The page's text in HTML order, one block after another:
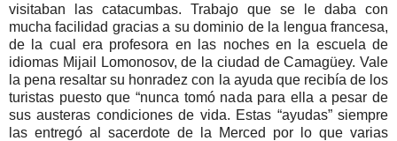
visitaban las catacumbas. Trabajo que se le daba con
mucha facilidad gracias a su dominio de la lengua francesa,
de la cual era profesora en las noches en la escuela de
idiomas Mijail Lomonosov, de la ciudad de Camagüey. Vale
la pena resaltar su honradez con la ayuda que recibía de los
turistas puesto que “nunca tomó nada para ella a pesar de
sus austeras condiciones de vida. Estas “ayudas” siempre
las entregó al sacerdote de la Merced por lo que varias